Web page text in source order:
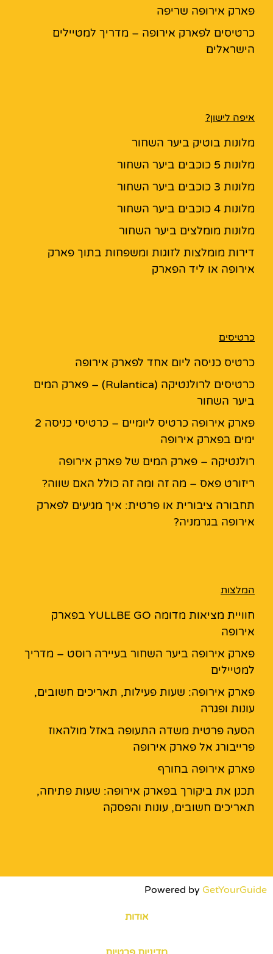
פארק אירופה שריפה
כרטיסים לפארק אירופה – מדריך למטיילים
הישראלים
איפה לישון?
מלונות בוטיק ביער השחור
מלונות 5 כוכבים ביער השחור
מלונות 3 כוכבים ביער השחור
מלונות 4 כוכבים ביער השחור
מלונות מומלצים ביער השחור
דירות מומלצות לזוגות ומשפחות בתוך פארק
אירופה או ליד הפארק
כרטיסים
כרטיס כניסה ליום אחד לפארק אירופה
כרטיסים לרולנטיקה (Rulantica) – פארק המים
ביער השחור
פארק אירופה כרטיס ליומיים – כרטיסי כניסה 2
ימים בפארק אירופה
רולנטיקה – פארק המים של פארק אירופה
ריזורט פאס – מה זה ומה זה כולל האם שווה?
תחבורה ציבורית או פרטית: איך מגיעים לפארק
אירופה בגרמניה?
המלצות
חוויית מציאות מדומה YULLBE GO בפארק
אירופה
פארק אירופה ביער השחור בעיירה רוסט – מדריך
למטיילים
פארק אירופה: שעות פעילות, תאריכים חשובים,
עונות ופגרה
הסעה פרטית משדה התעופה באזל מולהאוז
פרייבורג אל פארק אירופה
פארק אירופה בחורף
תכנן את ביקורך בפארק אירופה: שעות פתיחה,
תאריכים חשובים, עונות והפסקה
Powered by GetYourGuide
אודות